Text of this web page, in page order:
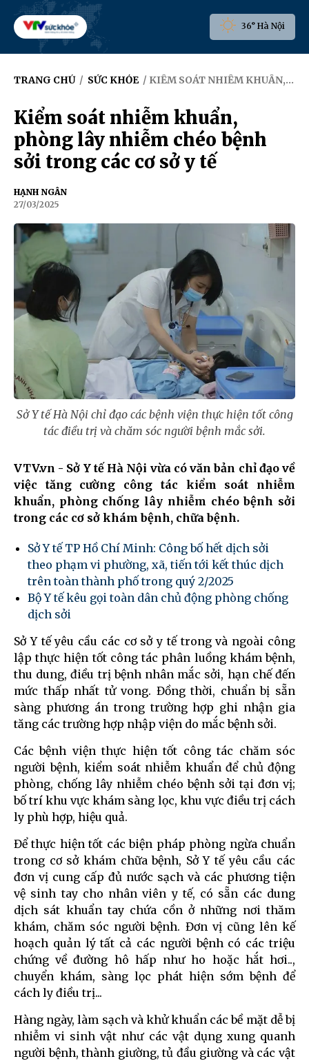
36° Hà Nội
TRANG CHỦ / SỨC KHỎE / KIỂM SOÁT NHIỄM KHUẨN, PHÒNG LÂY NHIỄM CHÉO BỆNH SỞI TRONG CÁC CƠ SỞ Y TẾ
Kiểm soát nhiễm khuẩn,
phòng lây nhiễm chéo bệnh
sởi trong các cơ sở y tế
HẠNH NGÂN
27/03/2025
Sở Y tế Hà Nội chỉ đạo các bệnh viện thực hiện tốt công
tác điều trị và chăm sóc người bệnh mắc sởi.
VTV.vn - Sở Y tế Hà Nội vừa có văn bản chỉ đạo về
việc tăng cường công tác kiểm soát nhiễm
khuẩn, phòng chống lây nhiễm chéo bệnh sởi
trong các cơ sở khám bệnh, chữa bệnh.
Sở Y tế TP Hồ Chí Minh: Công bố hết dịch sởi
theo phạm vi phường, xã, tiến tới kết thúc dịch
trên toàn thành phố trong quý 2/2025
Bộ Y tế kêu gọi toàn dân chủ động phòng chống
dịch sởi
Sở Y tế yêu cầu các cơ sở y tế trong và ngoài công
lập thực hiện tốt công tác phân luồng khám bệnh,
thu dung, điều trị bệnh nhân mắc sởi, hạn chế đến
mức thấp nhất tử vong. Đồng thời, chuẩn bị sẵn
sàng phương án trong trường hợp ghi nhận gia
tăng các trường hợp nhập viện do mắc bệnh sởi.
Các bệnh viện thực hiện tốt công tác chăm sóc
người bệnh, kiểm soát nhiễm khuẩn để chủ động
phòng, chống lây nhiễm chéo bệnh sởi tại đơn vị;
bố trí khu vực khám sàng lọc, khu vực điều trị cách
ly phù hợp, hiệu quả.
Để thực hiện tốt các biện pháp phòng ngừa chuẩn
trong cơ sở khám chữa bệnh, Sở Y tế yêu cầu các
đơn vị cung cấp đủ nước sạch và các phương tiện
vệ sinh tay cho nhân viên y tế, có sẵn các dung
dịch sát khuẩn tay chứa cồn ở những nơi thăm
khám, chăm sóc người bệnh. Đơn vị cũng lên kế
hoạch quản lý tất cả các người bệnh có các triệu
chứng về đường hô hấp như ho hoặc hắt hơi..,
chuyển khám, sàng lọc phát hiện sớm bệnh để
cách ly điều trị...
Hàng ngày, làm sạch và khử khuẩn các bề mặt dễ bị
nhiễm vi sinh vật như các vật dụng xung quanh
người bệnh, thành giường, tủ đầu giường và các vật